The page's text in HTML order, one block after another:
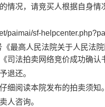
情况，请竞买人根据自身
paimai/sf-
《最高人民法院关于人民法
司法拍卖网络竞价成功确
退还。
细阅读本院发布的拍卖须知
人咨询。